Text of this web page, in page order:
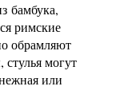
бамбука,
римские
обрамляют
могут
или